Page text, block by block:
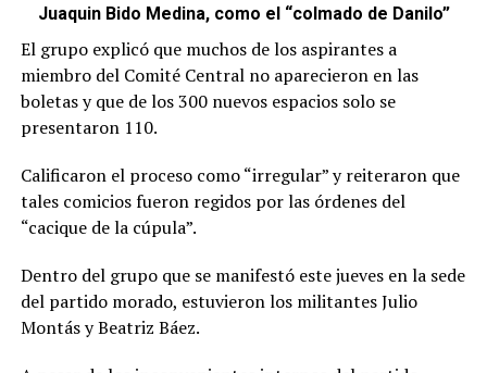
Juaquin Bido Medina, como el “colmado de Danilo”
El grupo explicó que muchos de los aspirantes a
miembro del Comité Central no aparecieron en las
boletas y que de los 300 nuevos espacios solo se
presentaron 110.
Calificaron el proceso como “irregular” y reiteraron que
tales comicios fueron regidos por las órdenes del
“cacique de la cúpula”.
Dentro del grupo que se manifestó este jueves en la sede
del partido morado, estuvieron los militantes Julio
Montás y Beatriz Báez.